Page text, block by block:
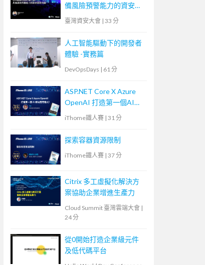
備風險預警能力的資安風
險地圖
臺灣資安大會 | 33 分
人工智能驅動下的開發者
體驗 -實務篇
DevOpsDays | 61 分
ASP.NET Core X Azure
OpenAI 打造第一個AI網
站應用程式！
iThome鐵人賽 | 31 分
探索容器資源限制
iThome鐵人賽 | 37 分
Citrix 多工虛擬化解決方
案協助企業增進生產力
Cloud Summit 臺灣雲端大會 |
24 分
從0開始打造企業級元件
及低代碼平台